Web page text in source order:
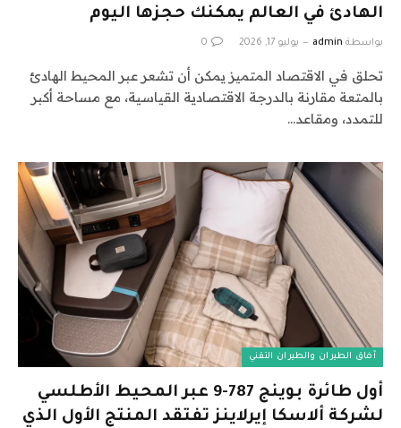
الهادئ في العالم يمكنك حجزها اليوم
بواسطة admin يوليو 17, 2026 0
تحلق في الاقتصاد المتميز يمكن أن تشعر عبر المحيط الهادئ
بالمتعة مقارنة بالدرجة الاقتصادية القياسية، مع مساحة أكبر
للتمدد، ومقاعد…
آفاق الطيران والطيران التقني
أول طائرة بوينج 787-9 عبر المحيط الأطلسي
لشركة ألاسكا إيرلاينز تفتقد المنتج الأول الذي